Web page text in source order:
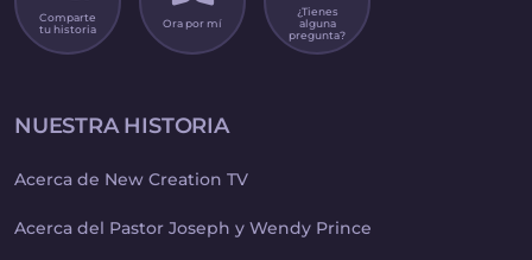
Comparte
tu historia
Ora por mí
¿Tienes
alguna
pregunta?
NUESTRA HISTORIA
Acerca de New Creation TV
Acerca del Pastor Joseph y Wendy Prince